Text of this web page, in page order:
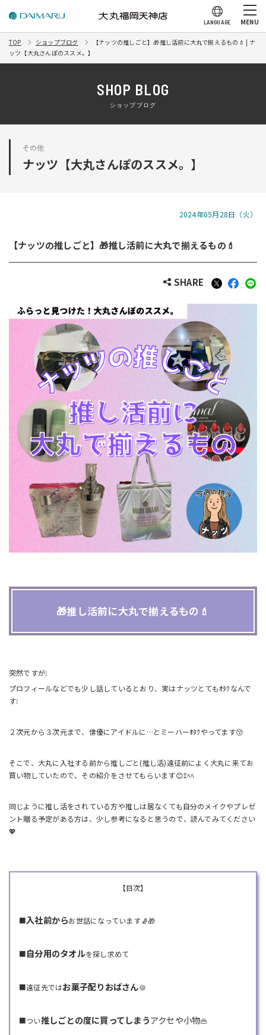
LANGUAGE MENU
TOP ショップブログ
【ナッツの推しごと】🎁推し活前に大丸で揃えるもの💄 | ナ
ッツ【大丸さんぽのススメ。】
SHOP BLOG
ショップブログ
その他
ナッツ【大丸さんぽのススメ。】
2024年05月28日（火）
【ナッツの推しごと】🎁推し活前に大丸で揃えるもの💄
SHARE
🎁推し活前に大丸で揃えるもの💄
突然ですが❕
プロフィールなどでも少し話しているとおり、実はナッツとてもｵﾀｸなんで
す❕
２次元から３次元まで、俳優にアイドルに…とミーハーｵﾀｸやってます😚
そこで、大丸に入社する前から推しごと(推し活)遠征前によく大丸に来てお
買い物していたので、その紹介をさせてもらいます😊ｴﾍﾍ
同じように推し活をされている方や推しは居なくても自分のメイクやプレゼ
ント贈る予定がある方は、少し参考になると思うので、読んでみてください
💖
【目次】
■入社前からお世話になっています🧦🎁
■自分用のタオルを探し求めて
■遠征先ではお菓子配りおばさん🍪
■つい推しごとの度に買ってしまうアクセや小物👜